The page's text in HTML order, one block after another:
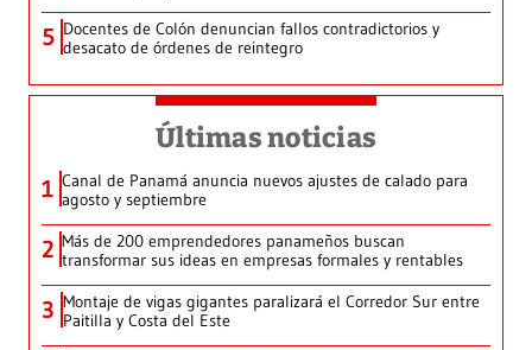
5 Docentes de Colón denuncian fallos contradictorios y
desacato de órdenes de reintegro
Últimas noticias
1 Canal de Panamá anuncia nuevos ajustes de calado para
agosto y septiembre
2 Más de 200 emprendedores panameños buscan
transformar sus ideas en empresas formales y rentables
3 Montaje de vigas gigantes paralizará el Corredor Sur entre
Paitilla y Costa del Este